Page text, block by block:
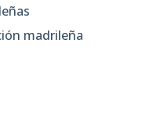
madrileña